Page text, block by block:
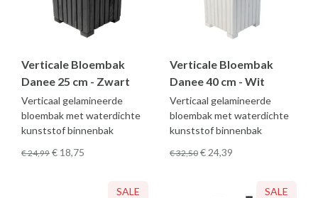
Verticale Bloembak
Danee 25 cm - Zwart
Verticaal gelamineerde
bloembak met waterdichte
kunststof binnenbak
€ 24,99 € 18,75
Verticale Bloembak
Danee 40 cm - Wit
Verticaal gelamineerde
bloembak met waterdichte
kunststof binnenbak
€ 32,50 € 24,39
SALE
SALE